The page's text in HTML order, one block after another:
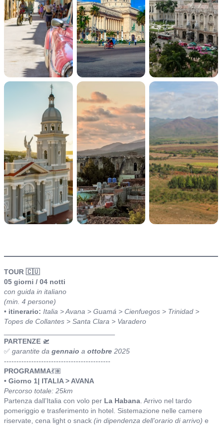
TOUR 🇨🇺
05 giorni / 04 notti
con guida in italiano
(min. 4 persone)
• itinerario: Italia > Avana > Guamá > Cienfuegos > Trinidad >
Topes de Collantes > Santa Clara > Varadero
PARTENZE 🛫
✅ garantite da gennaio a ottobre 2025
-------------------------------------------
PROGRAMMA💃🏽
• Giorno 1| ITALIA > AVANA
Percorso totale: 25km
Partenza dall’Italia con volo per La Habana . Arrivo nel tardo
pomeriggio e trasferimento in hotel. Sistemazione nelle camere
riservate, cena light o snack (in dipendenza dell’orario di arrivo) e